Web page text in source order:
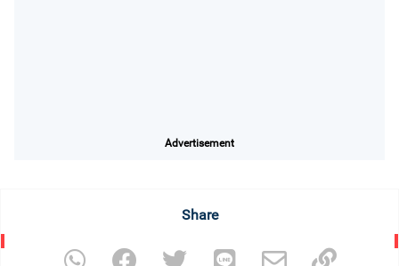
Advertisement
Share